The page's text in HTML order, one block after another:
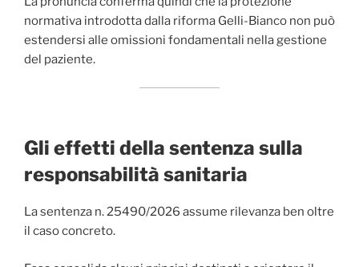
normativa introdotta dalla riforma Gelli-Bianco non può
estendersi alle omissioni fondamentali nella gestione
del paziente.
Gli effetti della sentenza sulla
responsabilità sanitaria
La sentenza n. 25490/2026 assume rilevanza ben oltre
il caso concreto.